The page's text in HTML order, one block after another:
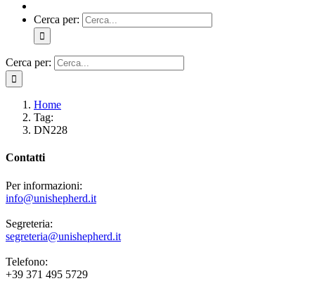
Cerca per:
Cerca per:
Home
Tag:
DN228
Contatti
Per informazioni:
info@unishepherd.it
Segreteria:
segreteria@unishepherd.it
Telefono:
+39 371 495 5729